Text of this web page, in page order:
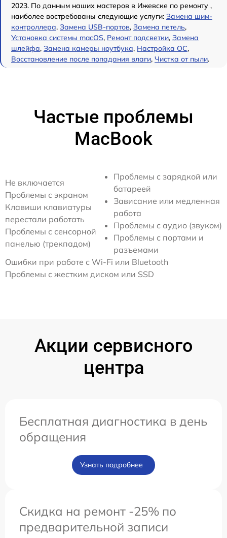
2023. По данным наших мастеров в Ижевске по ремонту ,
наиболее востребованы следующие услуги: Замена шим-
контроллера, Замена USB-портов, Замена петель,
Установка системы macOS, Ремонт подсветки, Замена
шлейфа, Замена камеры ноутбука, Настройка ОС,
Восстановление после попадания влаги, Чистка от пыли.
Частые проблемы
MacBook
Не включается
Проблемы с экраном
Клавиши клавиатуры
перестали работать
Проблемы с сенсорной
панелью (трекпадом)
Проблемы с зарядкой или
батареей
Зависание или медленная
работа
Проблемы с аудио (звуком)
Проблемы с портами и
разъемами
Ошибки при работе с Wi-Fi или Bluetooth
Проблемы с жестким диском или SSD
Акции сервисного
центра
Бесплатная диагностика в день
обращения
Узнать подробнее
Скидка на ремонт -25% по
предварительной записи